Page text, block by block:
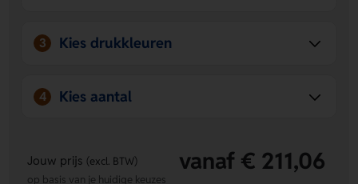
3 Kies drukkleuren
4 Kies aantal
Jouw prijs (excl. BTW) vanaf € 211,06
op basis van je huidige keuzes